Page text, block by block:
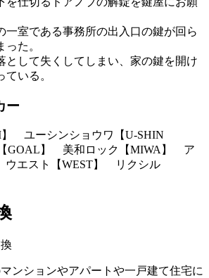
一室である事務所の出入口の鍵が回ら
た。
として失くしてしまい、家の鍵を開け
ている。
ー
】 ユーシンショウワ【U-SHIN
GOAL】 美和ロック【MIWA】 ア
エスト【WEST】 リクシル
ンションやアパートや一戸建て住宅に